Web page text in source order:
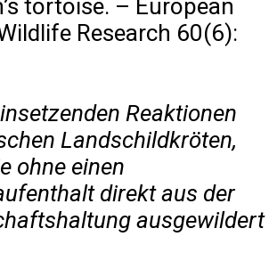
tortoise. – European
Research 60(6):
Reaktionen
Landschildkröten,
ohne einen
direkt aus der
ausgewildert